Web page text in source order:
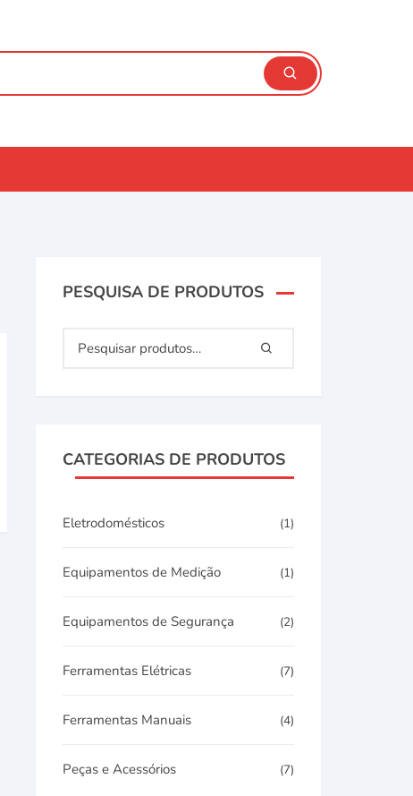
PESQUISA DE PRODUTOS
CATEGORIAS DE PRODUTOS
Eletrodomésticos (1)
Equipamentos de Medição (1)
Equipamentos de Segurança (2)
Ferramentas Elétricas (7)
Ferramentas Manuais (4)
Peças e Acessórios (7)